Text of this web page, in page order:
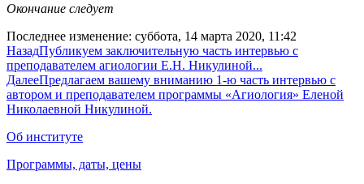
Окончание следует
Последнее изменение: суббота, 14 марта 2020, 11:42
НазадПубликуем заключительную часть интервью с
преподавателем агиологии Е.Н. Никулиной...
ДалееПредлагаем вашему вниманию 1-ю часть интервью с
автором и преподавателем программы «Агиология» Еленой
Николаевной Никулиной.
Об институте
Программы, даты, цены